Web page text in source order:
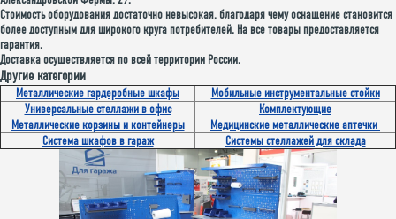
Стоимость оборудования достаточно невысокая, благодаря чему оснащение становится
более доступным для широкого круга потребителей. На все товары предоставляется
гарантия.
Доставка осуществляется по всей территории России.
Другие категории
Металлические гардеробные шкафы
Мобильные инструментальные стойки
Универсальные стеллажи в офис
Комплектующие
Металлические корзины и контейнеры
Медицинские металлические аптечки
Система шкафов в гараж
Системы стеллажей для склада